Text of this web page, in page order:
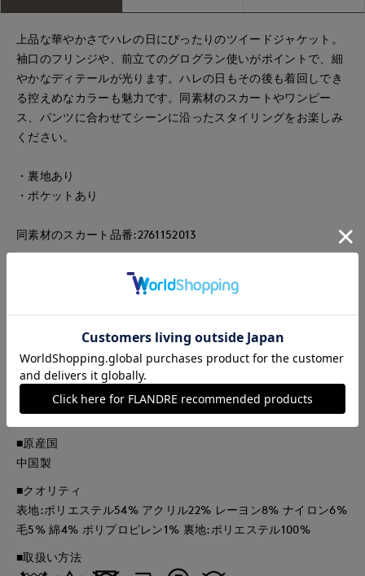
上品な華やかさでハレの日にぴったりのツイードジャケット。
袖口のフリンジや、前立てのグログラン使いがポイントで、細
やかなディテールが光ります。ハレの日もその後も着回しでき
る控えめなカラーも魅力です。同素材のスカートやワンピー
ス、パンツに合わせてシーンに沿ったスタイリングをお楽しみ
ください。
・裏地あり
・ポケットあり
同素材のスカート品番:2761152013
こちらの商品はサンプルでの撮影となっております。実際の商
品とは、サイズや色味、素材、デザイン等の仕様が若干変更に
なる場合がございます。
同素材のスカート
61141003
■原産国
中国製
■クオリティ
表地:ポリエステル54% アクリル22% レーヨン8% ナイロン6%
毛5% 綿4% ポリプロピレン1% 裏地:ポリエステル100%
■取扱い方法